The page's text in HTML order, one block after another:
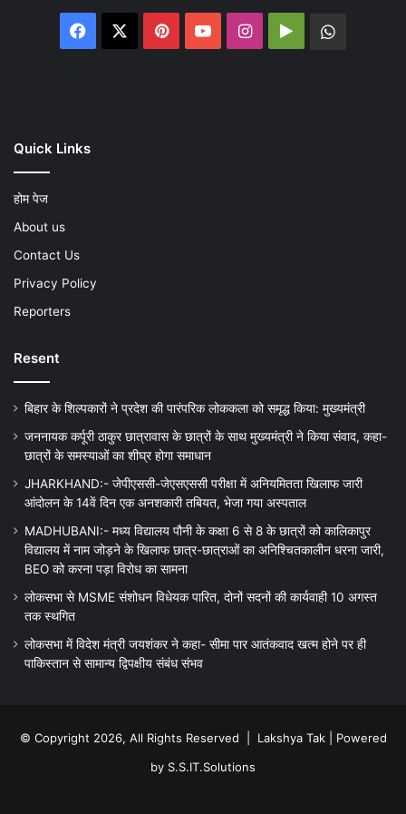
Facebook PinterestYouTubeInstagram
Google
Quick Links
होम पेज
About us
Contact Us
Privacy Policy
Reporters
Resent
बिहार के शिल्पकारों ने प्रदेश की पारंपरिक लोककला को समृद्ध किया: मुख्यमंत्री
जननायक कर्पूरी ठाकुर छात्रावास के छात्रों के साथ मुख्यमंत्री ने किया संवाद, कहा-
छात्रों के समस्याओं का शीघ्र होगा समाधान
JHARKHAND:- जेपीएससी-जेएसएससी परीक्षा में अनियमितता खिलाफ जारी
आंदोलन के 14वें दिन एक अनशकारी तबियत, भेजा गया अस्पताल
MADHUBANI:- मध्य विद्यालय पौनी के कक्षा 6 से 8 के छात्रों को कालिकापुर
विद्यालय में नाम जोड़ने के खिलाफ छात्र-छात्राओं का अनिश्चितकालीन धरना जारी,
BEO को करना पड़ा विरोध का सामना
लोकसभा से MSME संशोधन विधेयक पारित, दोनों सदनों की कार्यवाही 10 अगस्त
तक स्थगित
लोकसभा में विदेश मंत्री जयशंकर ने कहा- सीमा पार आतंकवाद खत्म होने पर ही
पाकिस्तान से सामान्य द्विपक्षीय संबंध संभव
© Copyright 2026, All Rights Reserved | Lakshya Tak| Powered
by S.S.IT.Solutions